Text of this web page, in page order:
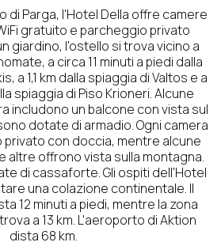
di Parga, l'Hotel Della offre camere
gratuito e parcheggio privato
giardino, l'ostello si trova vicino a
a circa 11 minuti a piedi dalla
a 1,1 km dalla spiaggia di Valtos e a
spiaggia di Piso Krioneri. Alcune
includono un balcone con vista sul
dotate di armadio. Ogni camera
privato con doccia, mentre alcune
altre offrono vista sulla montagna.
di cassaforte. Gli ospiti dell'Hotel
una colazione continentale. Il
12 minuti a piedi, mentre la zona
a 13 km. L'aeroporto di Aktion
dista 68 km.